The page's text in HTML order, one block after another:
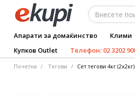
Апарати за домаќинство Клими
Купков Outlet
Телефон: 02 3202
Почетна Тегови Сет тегови 4кг